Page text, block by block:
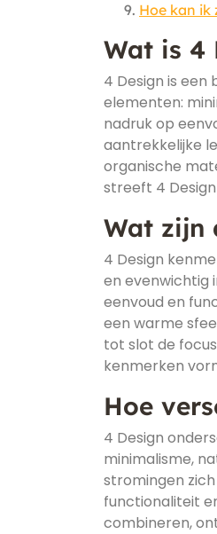
Hoe kan ik
Wat is 4
4 Design is
elementen:
nadruk op
aantrekkelijke
organische
streeft 4
Wat zijn
4 Design
en evenwichtig
eenvoud en
een warme
tot slot de
kenmerken
Hoe
4 Design
minimalisme,
stromingen
functionaliteit
combineren,